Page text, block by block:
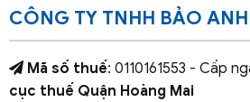
CÔNG TY TNHH BẢO
Mã số thuế: 0110161553 - Cấp
cục thuế Quận Hoàng Mai